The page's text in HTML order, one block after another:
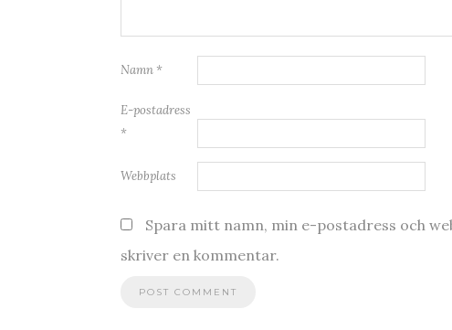
Namn *
E-postadress
*
Webbplats
Spara mitt namn, min e-postadress och
skriver en kommentar.